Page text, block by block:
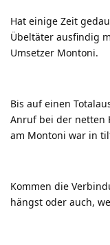
Hat einige Zeit
Übeltäter ausfindig
Umsetzer Montoni.
Bis auf einen
Anruf bei der netten
am Montoni war in
Kommen die
hängst oder auch,